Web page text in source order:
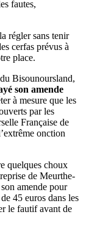
fautes,
régler sans tenir
cerfas prévus à
place.
Bisounoursland,
son amende
à mesure que les
par les
Française de
onction
quelques choux
de Meurthe-
amende pour
45 euros dans les
le fautif avant de